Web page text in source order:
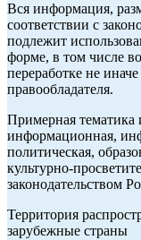
Вся информация,
соответствии с
подлежит
форме, в том числе
переработке не
правообладателя.
Примерная тематика
информационная,
политическая,
культурно-
законодательством
Территория
зарубежные страны